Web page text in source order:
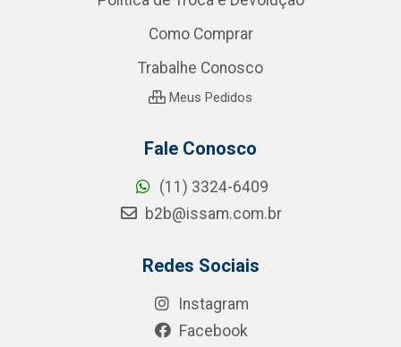
Como Comprar
Trabalhe Conosco
Meus Pedidos
Fale Conosco
(11) 3324-6409
b2b@issam.com.br
Redes Sociais
Instagram
Facebook